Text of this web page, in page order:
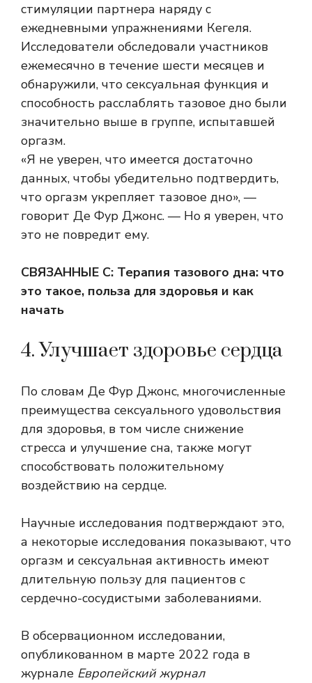
стимуляции партнера наряду с
ежедневными упражнениями Кегеля.
Исследователи обследовали участников
ежемесячно в течение шести месяцев и
обнаружили, что сексуальная функция и
способность расслаблять тазовое дно были
значительно выше в группе, испытавшей
оргазм.
«Я не уверен, что имеется достаточно
данных, чтобы убедительно подтвердить,
что оргазм укрепляет тазовое дно», —
говорит Де Фур Джонс. — Но я уверен, что
это не повредит ему.
СВЯЗАННЫЕ С: Терапия тазового дна: что
это такое, польза для здоровья и как
начать
4. Улучшает здоровье сердца
По словам Де Фур Джонс, многочисленные
преимущества сексуального удовольствия
для здоровья, в том числе снижение
стресса и улучшение сна, также могут
способствовать положительному
воздействию на сердце.
Научные исследования подтверждают это,
а некоторые исследования показывают, что
оргазм и сексуальная активность имеют
длительную пользу для пациентов с
сердечно-сосудистыми заболеваниями.
В обсервационном исследовании,
опубликованном в марте 2022 года в
журнале Европейский журнал